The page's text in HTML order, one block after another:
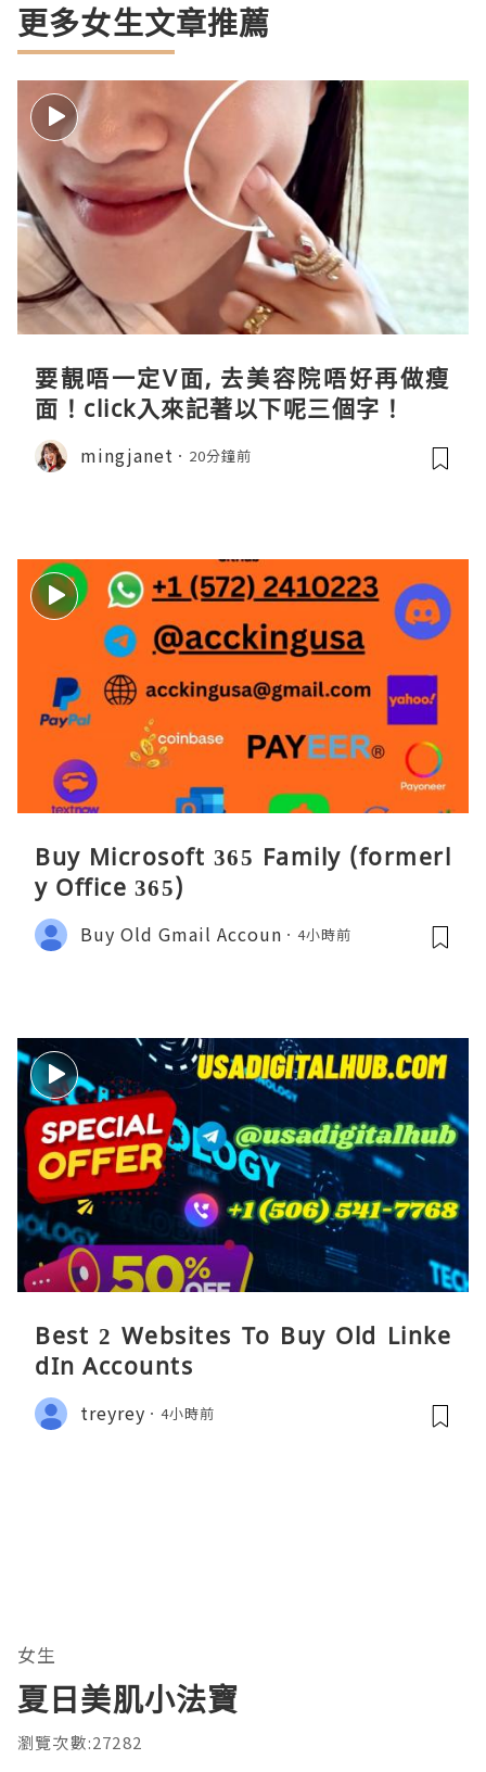
更多女生文章推薦
要靚唔一定V面, 去美容院唔好再做瘦
面！click入來記著以下呢三個字！
mingjanet 20分鐘前
Buy Microsoft 365 Family (formerl
y Office 365)
Buy Old Gmail Accoun 4小時前
Best 2 Websites To Buy Old Linke
dIn Accounts
treyrey 4小時前
女生
夏日美肌小法寶
瀏覽次數:27282